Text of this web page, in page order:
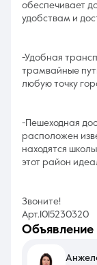
обеспечивает
удобствам и
-Удобная
трамвайные
любую точку
-Пешеходная
расположен
находятся
этот район
Звоните!
Арт.1015230320